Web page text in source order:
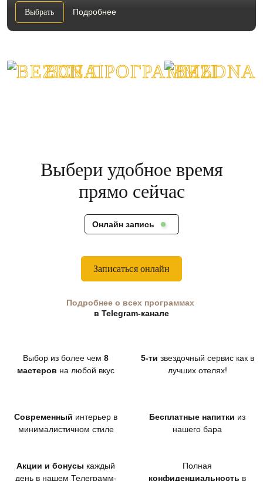
Выбрать Подробнее
ВСЕ ПРОГРАММЫ
Выбери удобное время
прямо сейчас
Онлайн запись
Записаться онлайн
Подробнее о всех программах
в Telegram-канале
Выбор из более чем 8
мастеров на любой вкус
5-ти звездочный сервис как в
лучших отелях!
Современный интерьер в
минималистичном стиле
Бесплатные напитки из
нашего бара
Акции и бонусы каждый
день в нашем Телеграмм-
Полная
конфиденциальность в